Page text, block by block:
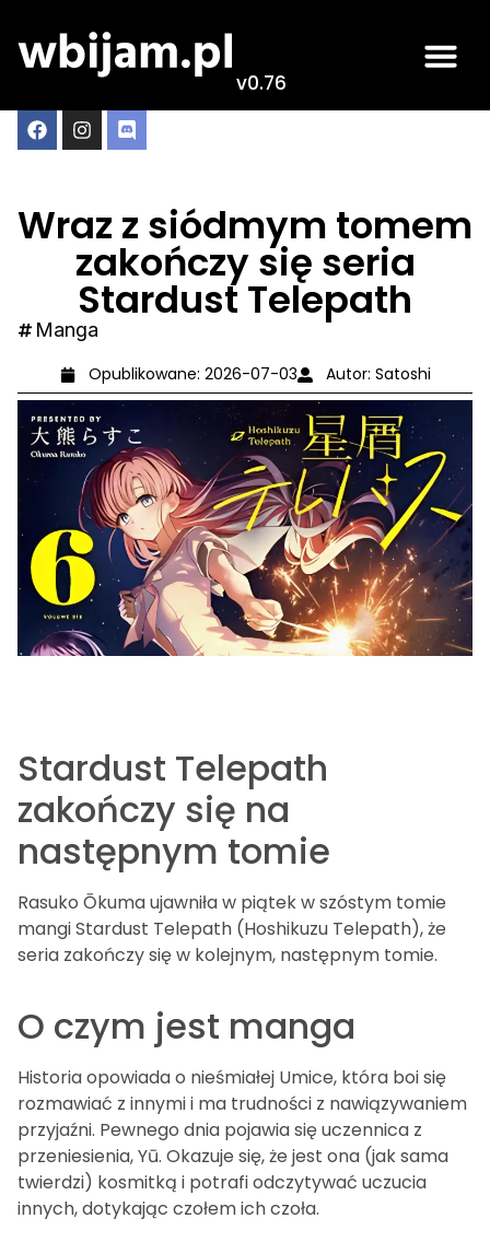
v0.76
Wraz z siódmym tomem
zakończy się seria
Stardust Telepath
Manga
Opublikowane: 2026-07-03 Autor: Satoshi
Stardust Telepath
zakończy się na
następnym tomie
Rasuko Ōkuma ujawniła w piątek w szóstym tomie
mangi Stardust Telepath (Hoshikuzu Telepath), że
seria zakończy się w kolejnym, następnym tomie.
O czym jest manga
Historia opowiada o nieśmiałej Umice, która boi się
rozmawiać z innymi i ma trudności z nawiązywaniem
przyjaźni. Pewnego dnia pojawia się uczennica z
przeniesienia, Yū. Okazuje się, że jest ona (jak sama
twierdzi) kosmitką i potrafi odczytywać uczucia
innych, dotykając czołem ich czoła.